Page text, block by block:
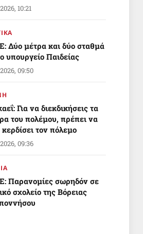
10:21
Δύο μέτρα και δύο σταθμά
υπουργείο Παιδείας
09:50
Για να διεκδικήσεις τα
του πολέμου, πρέπει να
κερδίσει τον πόλεμο
09:36
Παρανομίες σωρηδόν σε
σχολείο της Βόρειας